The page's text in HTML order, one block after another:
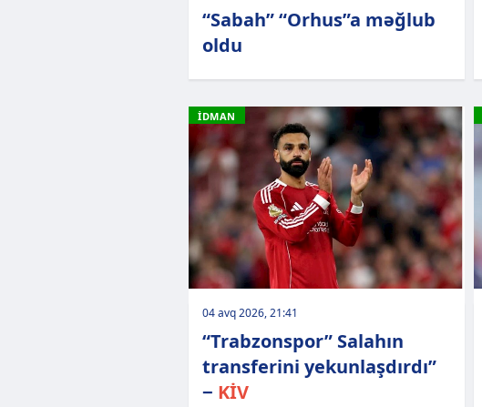
“Sabah” “Orhus”a məğlub
oldu
İDMAN
04 avq 2026, 21:41
“Trabzonspor” Salahın
transferini yekunlaşdırdı”
− KİV